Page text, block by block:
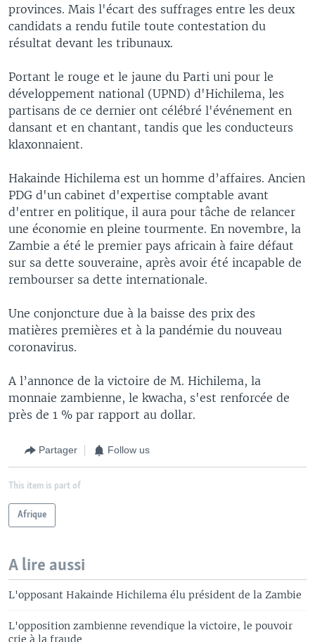
provinces. Mais l'écart des suffrages entre les deux
candidats a rendu futile toute contestation du
résultat devant les tribunaux.
Portant le rouge et le jaune du Parti uni pour le
développement national (UPND) d'Hichilema, les
partisans de ce dernier ont célébré l'événement en
dansant et en chantant, tandis que les conducteurs
klaxonnaient.
Hakainde Hichilema est un homme d’affaires. Ancien
PDG d'un cabinet d'expertise comptable avant
d'entrer en politique, il aura pour tâche de relancer
une économie en pleine tourmente. En novembre, la
Zambie a été le premier pays africain à faire défaut
sur sa dette souveraine, après avoir été incapable de
rembourser sa dette internationale.
Une conjoncture due à la baisse des prix des
matières premières et à la pandémie du nouveau
coronavirus.
A l’annonce de la victoire de M. Hichilema, la
monnaie zambienne, le kwacha, s'est renforcée de
près de 1 % par rapport au dollar.
Partager Follow us
This item is part of
Afrique
A lire aussi
L'opposant Hakainde Hichilema élu président de la Zambie
L'opposition zambienne revendique la victoire, le pouvoir
crie à la fraude